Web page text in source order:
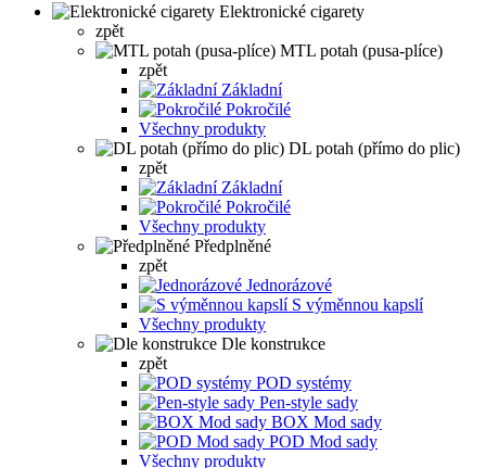
Elektronické cigarety
zpět
MTL potah (pusa-plíce)
zpět
Základní
Pokročilé
Všechny produkty
DL potah (přímo do plic)
zpět
Základní
Pokročilé
Všechny produkty
Předplněné
zpět
Jednorázové
S výměnnou kapslí
Všechny produkty
Dle konstrukce
zpět
POD systémy
Pen-style sady
BOX Mod sady
POD Mod sady
Všechny produkty